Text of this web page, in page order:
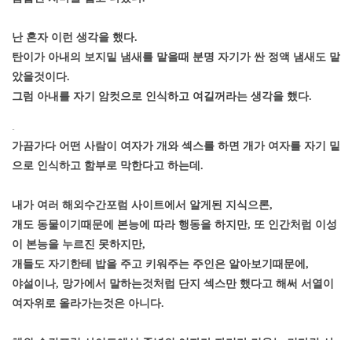
난 혼자 이런 생각을 했다.
탄이가 아내의 보지밑 냄새를 맡을때 분명 자기가 싼 정액 냄새도 맡
았을것이다.
그럼 아내를 자기 암컷으로 인식하고 여길꺼라는 생각을 했다.
가끔가다 어떤 사람이 여자가 개와 섹스를 하면 개가 여자를 자기 밑
으로 인식하고 함부로 막한다고 하는데.
내가 여러 해외수간포럼 사이트에서 알게된 지식으론,
개도 동물이기때문에 본능에 따라 행동을 하지만, 또 인간처럼 이성
이 본능을 누르진 못하지만,
개들도 자기한테 밥을 주고 키워주는 주인은 알아보기때문에,
야설이나, 망가에서 말하는것처럼 단지 섹스만 했다고 해써 서열이
여자위로 올라가는것은 아니다.